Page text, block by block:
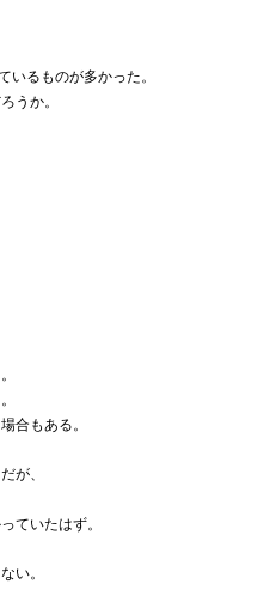
るものが多かった。
うか。
合もある。
が、
ていたはず。
い。